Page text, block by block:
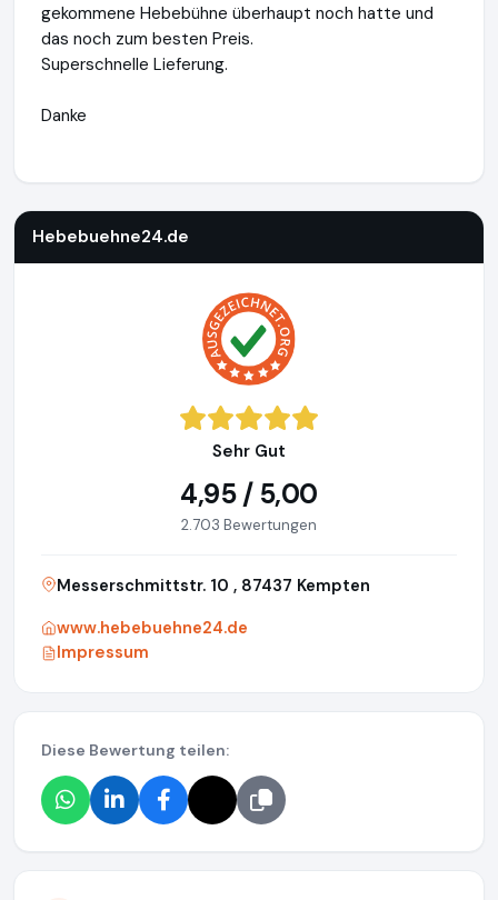
gekommene Hebebühne überhaupt noch hatte und
das noch zum besten Preis.
Superschnelle Lieferung.
Danke
Hebebuehne24.de
Sehr Gut
4,95 / 5,00
2.703 Bewertungen
Messerschmittstr. 10 , 87437 Kempten
www.hebebuehne24.de
Impressum
Diese Bewertung teilen: